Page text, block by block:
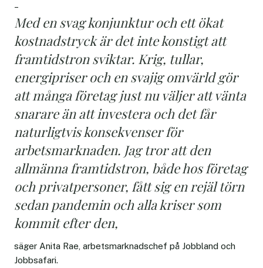
–
Med en svag konjunktur och ett ökat
kostnadstryck är det inte konstigt att
framtidstron sviktar. Krig, tullar,
energipriser och en svajig omvärld gör
att många företag just nu väljer att vänta
snarare än att investera och det får
naturligtvis konsekvenser för
arbetsmarknaden. Jag tror att den
allmänna framtidstron, både hos företag
och privatpersoner, fått sig en rejäl törn
sedan pandemin och alla kriser som
kommit efter den,
säger Anita Rae, arbetsmarknadschef på Jobbland och
Jobbsafari.